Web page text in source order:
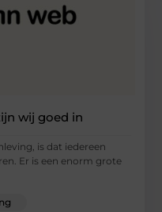
wij goed in
is dat iedereen
Er is een enorm grote